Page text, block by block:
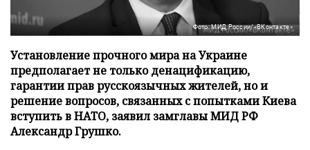
Фото: МИД России/«ВКонтакте»
Установление прочного мира на Украине
предполагает не только денацификацию,
гарантии прав русскоязычных жителей, но и
решение вопросов, связанных с попытками Киева
вступить в НАТО, заявил замглавы МИД РФ
Александр Грушко.